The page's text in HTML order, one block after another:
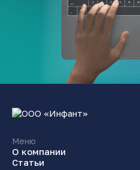
Меню
О компании
Статьи